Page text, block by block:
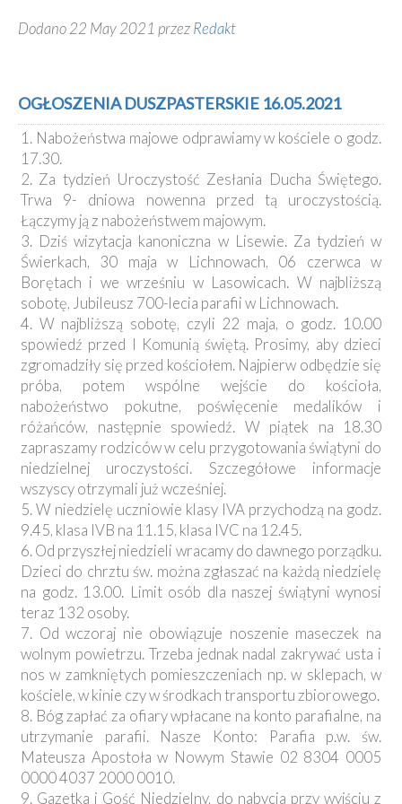
Dodano 22 May 2021 przezRedakt
OGŁOSZENIA DUSZPASTERSKIE 16.05.2021
1. Nabożeństwa majowe odprawiamy w kościele o godz.
17.30.
2. Za tydzień Uroczystość Zesłania Ducha Świętego.
Trwa 9- dniowa nowenna przed tą uroczystością.
Łączymy ją z nabożeństwem majowym.
3. Dziś wizytacja kanoniczna w Lisewie. Za tydzień w
Świerkach, 30 maja w Lichnowach, 06 czerwca w
Borętach i we wrześniu w Lasowicach. W najbliższą
sobotę, Jubileusz 700-lecia parafii w Lichnowach.
4. W najbliższą sobotę, czyli 22 maja, o godz. 10.00
spowiedź przed I Komunią świętą. Prosimy, aby dzieci
zgromadziły się przed kościołem. Najpierw odbędzie się
próba, potem wspólne wejście do kościoła,
nabożeństwo pokutne, poświęcenie medalików i
różańców, następnie spowiedź. W piątek na 18.30
zapraszamy rodziców w celu przygotowania świątyni do
niedzielnej uroczystości. Szczegółowe informacje
wszyscy otrzymali już wcześniej.
5. W niedzielę uczniowie klasy IVA przychodzą na godz.
9.45, klasa IVB na 11.15, klasa IVC na 12.45.
6. Od przyszłej niedzieli wracamy do dawnego porządku.
Dzieci do chrztu św. można zgłaszać na każdą niedzielę
na godz. 13.00. Limit osób dla naszej świątyni wynosi
teraz 132 osoby.
7. Od wczoraj nie obowiązuje noszenie maseczek na
wolnym powietrzu. Trzeba jednak nadal zakrywać usta i
nos w zamkniętych pomieszczeniach np. w sklepach, w
kościele, w kinie czy w środkach transportu zbiorowego.
8. Bóg zapłać za ofiary wpłacane na konto parafialne, na
utrzymanie parafii. Nasze Konto: Parafia p.w. św.
Mateusza Apostoła w Nowym Stawie 02 8304 0005
0000 4037 2000 0010.
9. Gazetka i Gość Niedzielny, do nabycia przy wyjściu z